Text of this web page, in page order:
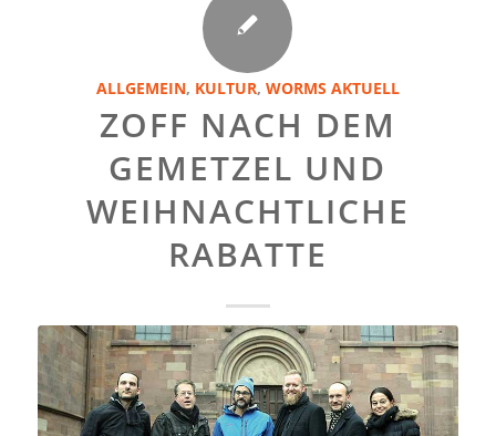
ALLGEMEIN, KULTUR, WORMS AKTUELL
ZOFF NACH DEM
GEMETZEL UND
WEIHNACHTLICHE
RABATTE